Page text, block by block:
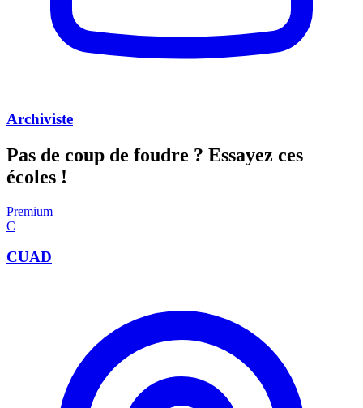
Archiviste
Pas de coup de foudre ? Essayez ces
écoles !
Premium
C
CUAD